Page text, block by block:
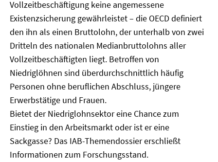
Vollzeitbeschäftigung keine angemessene
Existenzsicherung gewährleistet – die OECD definiert
den ihn als einen Bruttolohn, der unterhalb von zwei
Dritteln des nationalen Medianbruttolohns aller
Vollzeitbeschäftigten liegt. Betroffen von
Niedriglöhnen sind überdurchschnittlich häufig
Personen ohne beruflichen Abschluss, jüngere
Erwerbstätige und Frauen.
Bietet der Niedriglohnsektor eine Chance zum
Einstieg in den Arbeitsmarkt oder ist er eine
Sackgasse? Das IAB-Themendossier erschließt
Informationen zum Forschungsstand.